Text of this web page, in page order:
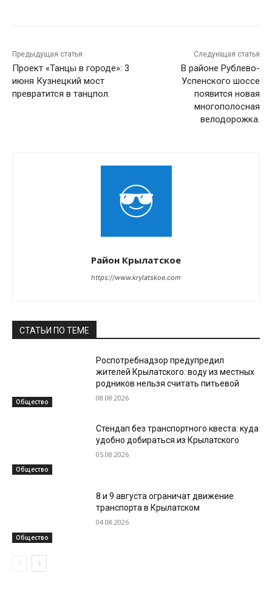
Предыдущая статья
Проект «Танцы в городе»: 3
июня Кузнецкий мост
превратится в танцпол.
Следующая статья
В районе Рублево-
Успенского шоссе
появится новая
многополосная
велодорожка.
Район Крылатское
https://www.krylatskoe.com
СТАТЬИ ПО ТЕМЕ
Общество
Роспотребнадзор предупредил
жителей Крылатского: воду из местных
родников нельзя считать питьевой
08.08.2026
Общество
Стендап без транспортного квеста: куда
удобно добираться из Крылатского
05.08.2026
Общество
8 и 9 августа ограничат движение
транспорта в Крылатском
04.08.2026